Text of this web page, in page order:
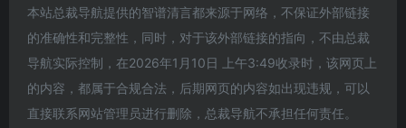
本站总裁导航提供的智谱清言都来源于网络，不保证外部链接
的准确性和完整性，同时，对于该外部链接的指向，不由总裁
导航实际控制，在2026年1月10日 上午3:49收录时，该网页上
的内容，都属于合规合法，后期网页的内容如出现违规，可以
直接联系网站管理员进行删除，总裁导航不承担任何责任。